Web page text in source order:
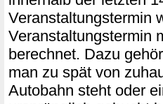
Veranstaltungstermin
Veranstaltungstermin
berechnet. Dazu
man zu spät von
Autobahn steht oder